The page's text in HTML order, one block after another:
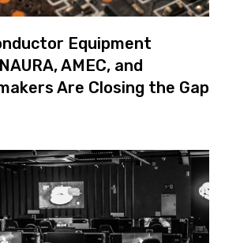
Equipment
AMEC, and
Are Closing the Gap